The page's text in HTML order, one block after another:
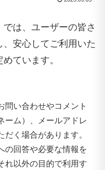
は、ユーザーの皆さ
、安心してご利用いた
ています。
問い合わせやコメント
ーム）、メールアドレ
く場合があります。
の回答や必要な情報を
れ以外の目的で利用す